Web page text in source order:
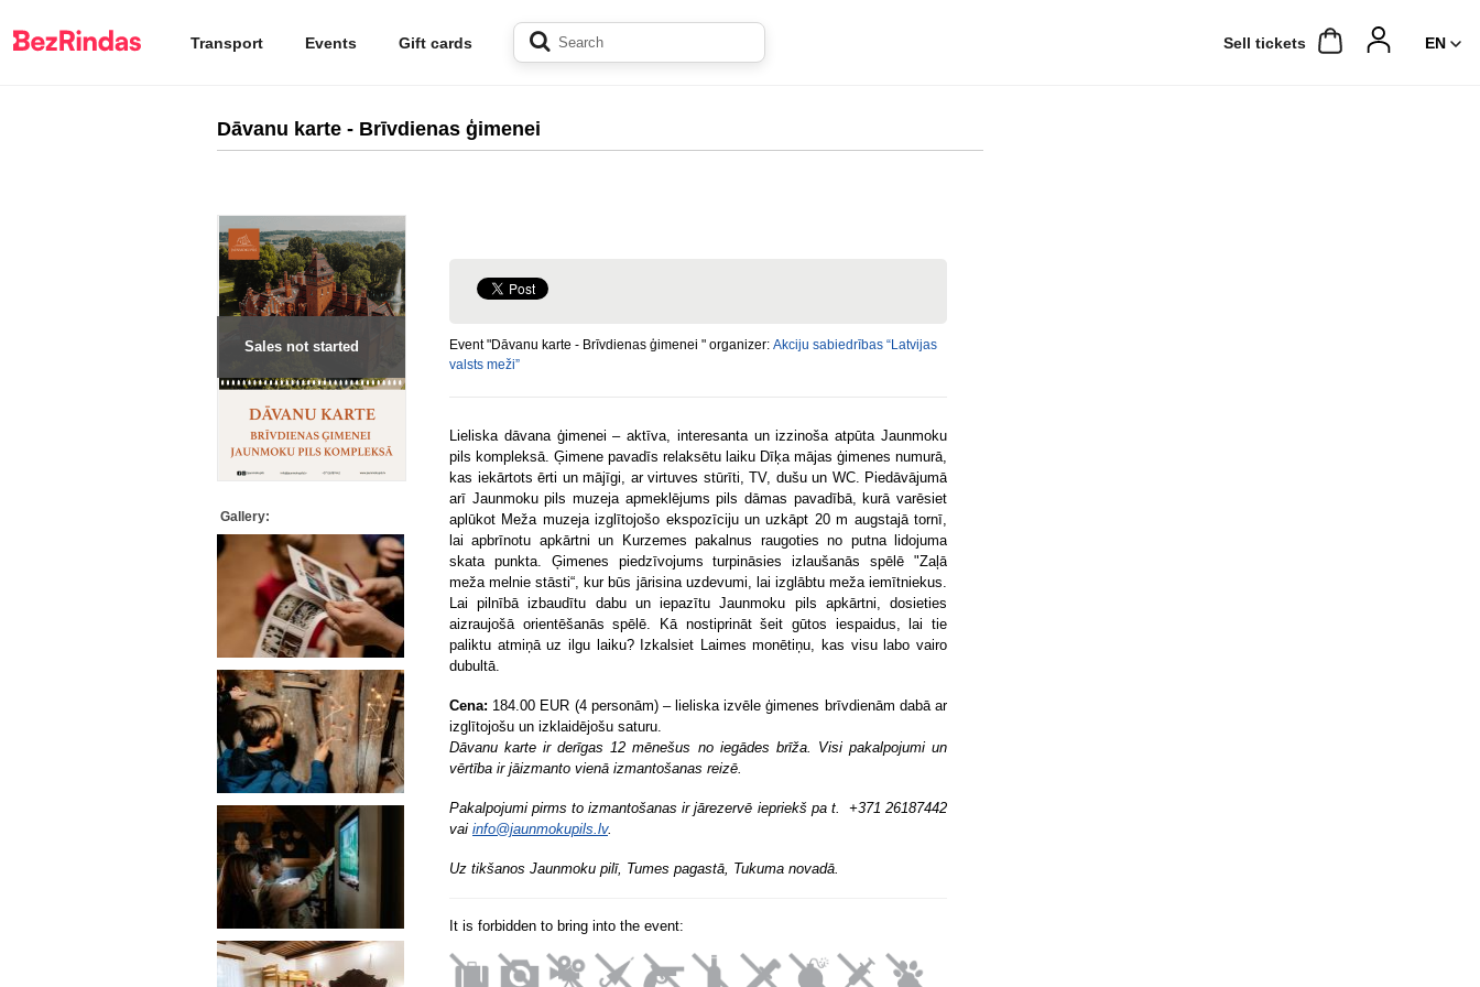
Transport Events Gift cards Sell ​​tickets
Dāvanu karte - Brīvdienas ģimenei
Sales not started
Gallery:
Event "Dāvanu karte - Brīvdienas ģimenei " organizer: Akciju sabiedrības “Latvijas
valsts meži”
Lieliska dāvana ģimenei – aktīva, interesanta un izzinoša atpūta Jaunmoku
pils kompleksā. Ģimene pavadīs relaksētu laiku Dīķa mājas ģimenes numurā,
kas iekārtots ērti un mājīgi, ar virtuves stūrīti, TV, dušu un WC. Piedāvājumā
arī Jaunmoku pils muzeja apmeklējums pils dāmas pavadībā, kurā varēsiet
aplūkot Meža muzeja izglītojošo ekspozīciju un uzkāpt 20 m augstajā tornī,
lai apbrīnotu apkārtni un Kurzemes pakalnus raugoties no putna lidojuma
skata punkta. Ģimenes piedzīvojums turpināsies izlaušanās spēlē "Zaļā
meža melnie stāsti“, kur būs jārisina uzdevumi, lai izglābtu meža iemītniekus.
Lai pilnībā izbaudītu dabu un iepazītu Jaunmoku pils apkārtni, dosieties
aizraujošā orientēšanās spēlē. Kā nostiprināt šeit gūtos iespaidus, lai tie
paliktu atmiņā uz ilgu laiku? Izkalsiet Laimes monētiņu, kas visu labo vairo
dubultā.
Cena: 184.00 EUR (4 personām) – lieliska izvēle ģimenes brīvdienām dabā ar
izglītojošu un izklaidējošu saturu.
Dāvanu karte ir derīgas 12 mēnešus no iegādes brīža. Visi pakalpojumi un
vērtība ir jāizmanto vienā izmantošanas reizē.
Pakalpojumi pirms to izmantošanas ir jārezervē iepriekš pa t. +371 26187442
vai info@jaunmokupils.lv.
Uz tikšanos Jaunmoku pilī, Tumes pagastā, Tukuma novadā.
It is forbidden to bring into the event: